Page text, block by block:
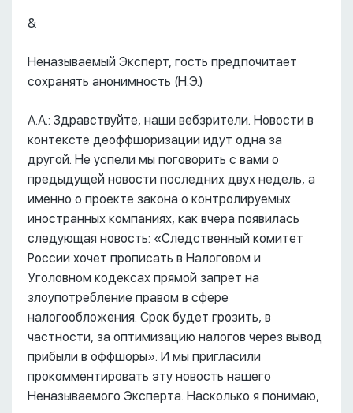
&
Неназываемый Эксперт, гость предпочитает
сохранять анонимность (Н.Э.)
А.А.: Здравствуйте, наши вебзрители. Новости в
контексте деоффшоризации идут одна за
другой. Не успели мы поговорить с вами о
предыдущей новости последних двух недель, а
именно о проекте закона о контролируемых
иностранных компаниях, как вчера появилась
следующая новость: «Следственный комитет
России хочет прописать в Налоговом и
Уголовном кодексах прямой запрет на
злоупотребление правом в сфере
налогообложения. Срок будет грозить, в
частности, за оптимизацию налогов через вывод
прибыли в оффшоры». И мы пригласили
прокомментировать эту новость нашего
Неназываемого Эксперта. Насколько я понимаю,